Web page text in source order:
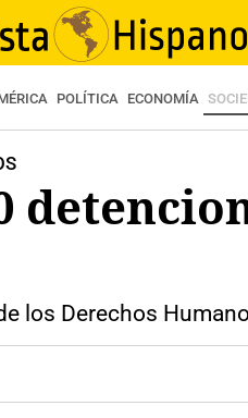
POLÍTICA ECONOMÍA
los Derechos